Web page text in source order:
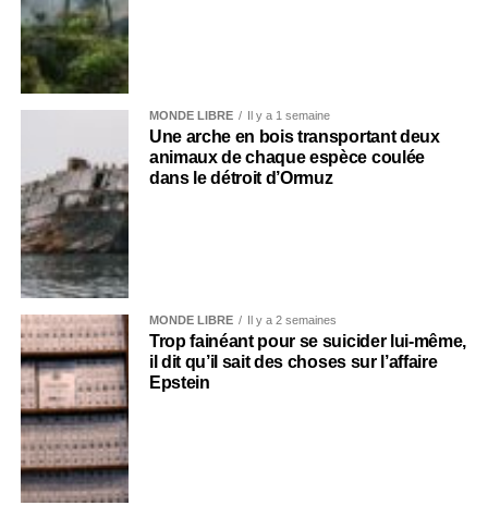
MONDE LIBRE Il y a 1 semaine
Une arche en bois transportant deux
animaux de chaque espèce coulée
dans le détroit d’Ormuz
MONDE LIBRE Il y a 2 semaines
Trop fainéant pour se suicider lui-même,
il dit qu’il sait des choses sur l’affaire
Epstein